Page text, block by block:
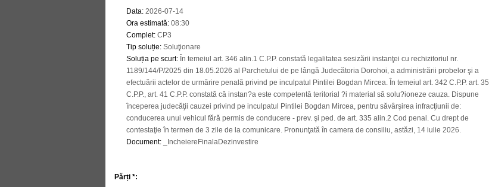
Data: 2026-07-14
Ora estimată: 08:30
Complet: CP3
Tip soluție: Soluţionare
Soluția pe scurt: În temeiul art. 346 alin.1 C.P.P. constată legalitatea sesizării instanţei cu rechizitoriul nr.
1189/144/P/2025 din 18.05.2026 al Parchetului de pe lângă Judecătoria Dorohoi, a administrării probelor şi a
efectuării actelor de urmărire penală privind pe inculpatul Pintilei Bogdan Mircea. În temeiul art. 342 C.P.P. art. 35
C.P.P., art. 41 C.P.P. constată că instan?a este competentă teritorial ?i material să solu?ioneze cauza. Dispune
începerea judecăţii cauzei privind pe inculpatul Pintilei Bogdan Mircea, pentru săvârşirea infracţiunii de:
conducerea unui vehicul fără permis de conducere - prev. şi ped. de art. 335 alin.2 Cod penal. Cu drept de
contestaţie în termen de 3 zile de la comunicare. Pronunţată în camera de consiliu, astăzi, 14 iulie 2026.
Document: _IncheiereFinalaDezinvestire
Părți *: